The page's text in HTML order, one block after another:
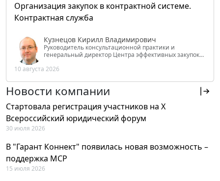
Организация закупок в контрактной системе.
Контрактная служба
Кузнецов Кирилл Владимирович
Руководитель консультационной практики и
генеральный директор Центра эффективных закупок
РФ
10 августа 2026
Новости компании
Стартовала регистрация участников на X
Всероссийский юридический форум
30 июля 2026
В "Гарант Коннект" появилась новая возможность –
поддержка MCP
15 июля 2026